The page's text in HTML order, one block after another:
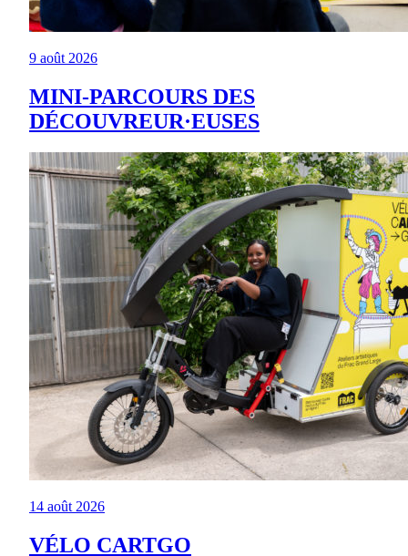
9 août 2026
MINI-PARCOURS DES
DÉCOUVREUR·EUSES
14 août 2026
VÉLO CARTGO